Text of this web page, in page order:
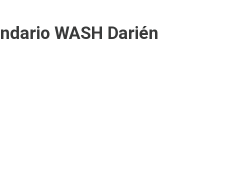
WASH Darién